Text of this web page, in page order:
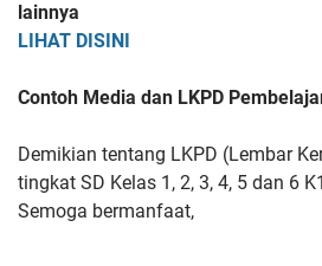
lainnya
LIHAT DISINI
Contoh Media dan LKPD
Demikian tentang LKPD (Lembar
tingkat SD Kelas 1, 2, 3, 4, 5 dan 6
Semoga bermanfaat,